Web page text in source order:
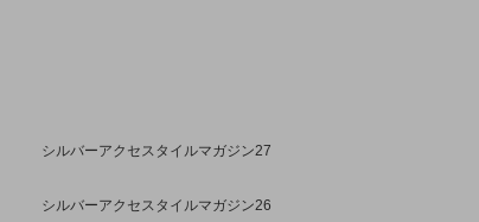
シルバーアクセスタイルマガジン27
シルバーアクセスタイルマガジン26